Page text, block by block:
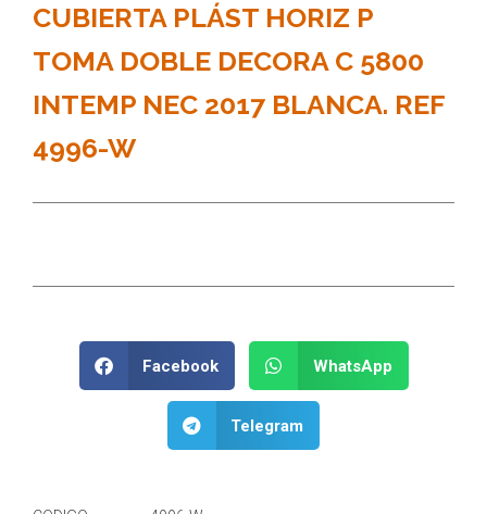
CUBIERTA PLÁST HORIZ P
TOMA DOBLE DECORA C 5800
INTEMP NEC 2017 BLANCA. REF
4996-W
Facebook WhatsApp
Telegram